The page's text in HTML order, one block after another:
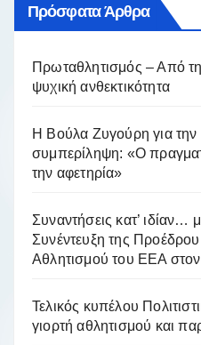
Πρόσφατα Άρθρα
Πρωταθλητισμός – Από
ψυχική ανθεκτικότητα
Η Βούλα Ζυγούρη για την
συμπερίληψη: «Ο
την αφετηρία»
Συναντήσεις κατ’
Συνέντευξη της
Αθλητισμού του ΕΕΑ
Τελικός κυπέλου
γιορτή αθλητισμού και